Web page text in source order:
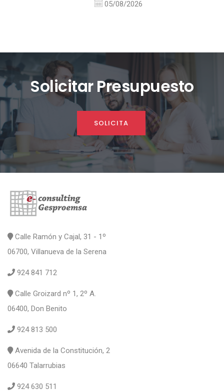
05/08/2026
Solicitar Presupuesto
SOLICITA
Calle Ramón y Cajal, 31 - 1º
06700, Villanueva de la Serena
924 841 712
Calle Groizard nº 1, 2º A.
06400, Don Benito
924 813 500
Avenida de la Constitución, 2
06640 Talarrubias
924 630 511